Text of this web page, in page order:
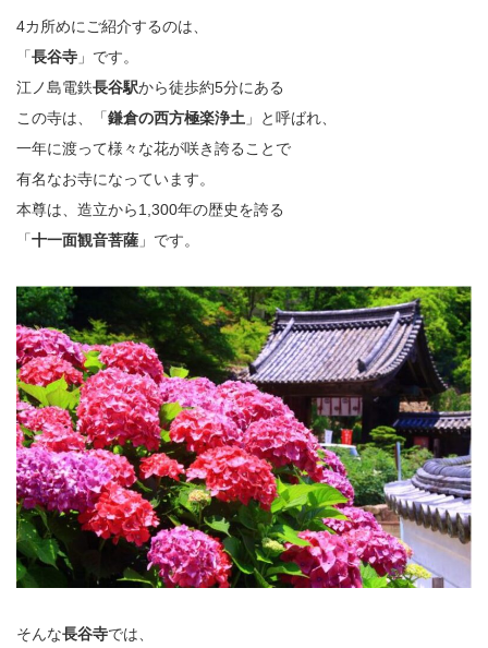
4カ所めにご紹介するのは、
「長谷寺 」です。
江ノ島電鉄長谷駅から徒歩約5分にある
この寺は、「鎌倉の西方極楽浄土 」と呼ばれ、
一年に渡って様々な花が咲き誇ることで
有名なお寺になっています。
本尊は、造立から1,300年の歴史を誇る
「十一面観音菩薩 」です。
そんな長谷寺では、